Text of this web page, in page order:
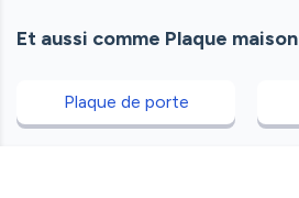
Et aussi comme Plaque maison
Plaque de porte